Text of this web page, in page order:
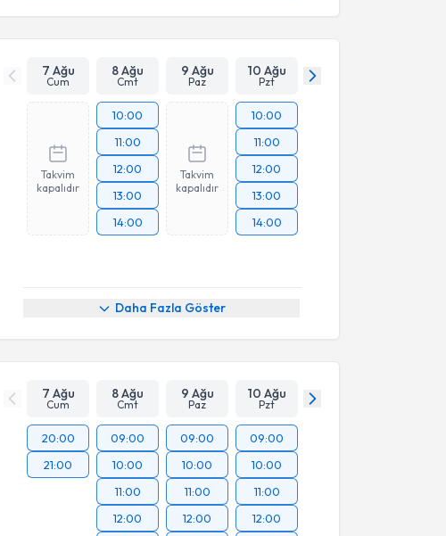
7 Ağu
Cum
8 Ağu
Cmt
9 Ağu
Paz
10 Ağu
Pzt
Takvim
kapalıdır
10:00
11:00
12:00
13:00
14:00
Takvim
kapalıdır
10:00
11:00
12:00
13:00
14:00
Daha Fazla Göster
7 Ağu
Cum
8 Ağu
Cmt
9 Ağu
Paz
10 Ağu
Pzt
20:00
21:00
09:00
10:00
11:00
12:00
09:00
10:00
11:00
12:00
09:00
10:00
11:00
12:00